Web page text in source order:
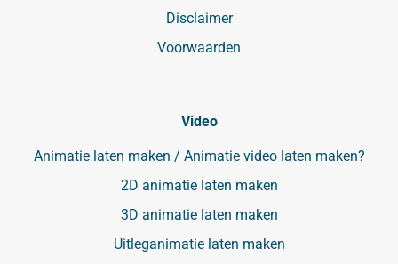
Disclaimer
Voorwaarden
Video
Animatie laten maken / Animatie video laten maken?
2D animatie laten maken
3D animatie laten maken
Uitleganimatie laten maken